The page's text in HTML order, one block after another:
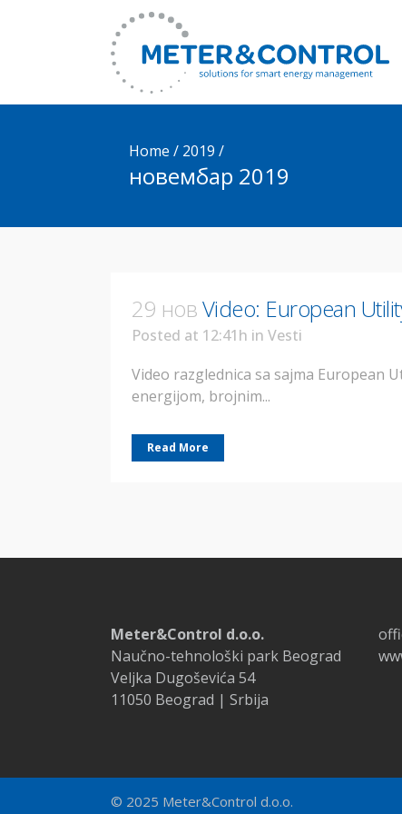
новембар 2019
Home / 2019 /
29 новVideo: European
Posted at 12:41h in Vesti
Video razglednica sa sajma European
energijom, brojnim...
Read More
Meter&Control d.o.o.
Naučno-tehnološki park Beograd
Veljka Dugoševića 54
11050 Beograd | Srbija
© 2025 Meter&Control d.o.o.